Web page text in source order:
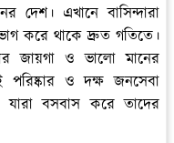
দেশ। এখানে বাসিন্দারা
করে থাকে দ্রুত গতিতে।
জায়গা ও ভালো মানের
ও দক্ষ জনসেবা
বসবাস করে তাদের